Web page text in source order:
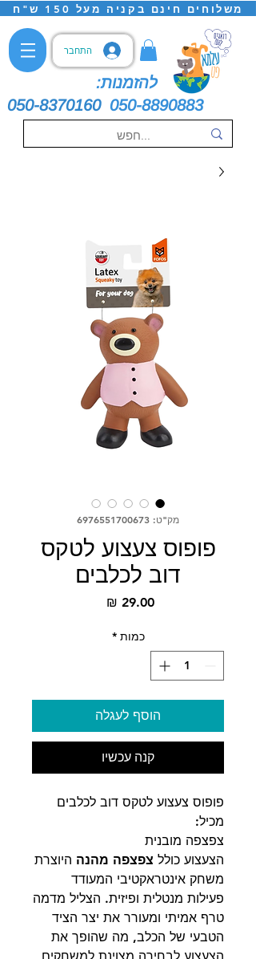
משלוחים חינם בקניה מעל 150 ש"ח
התחבר
להזמנות:
050-8370160 050-8890883
מק"ט: 6976551700673
פופוס צעצוע לטקס
דוב לכלבים
‏29.00 ‏₪
כמות *
הוסף לעגלה
קנה עכשיו
פופוס צעצוע לטקס דוב לכלבים
מכיל:
צפצפה מובנית
הצעצוע כולל צפצפה מהנה היוצרת
משחק אינטראקטיבי המעודד
פעילות מנטלית ופיזית. הצליל מדמה
טרף אמיתי ומעורר את יצר הציד
הטבעי של הכלב, מה שהופך את